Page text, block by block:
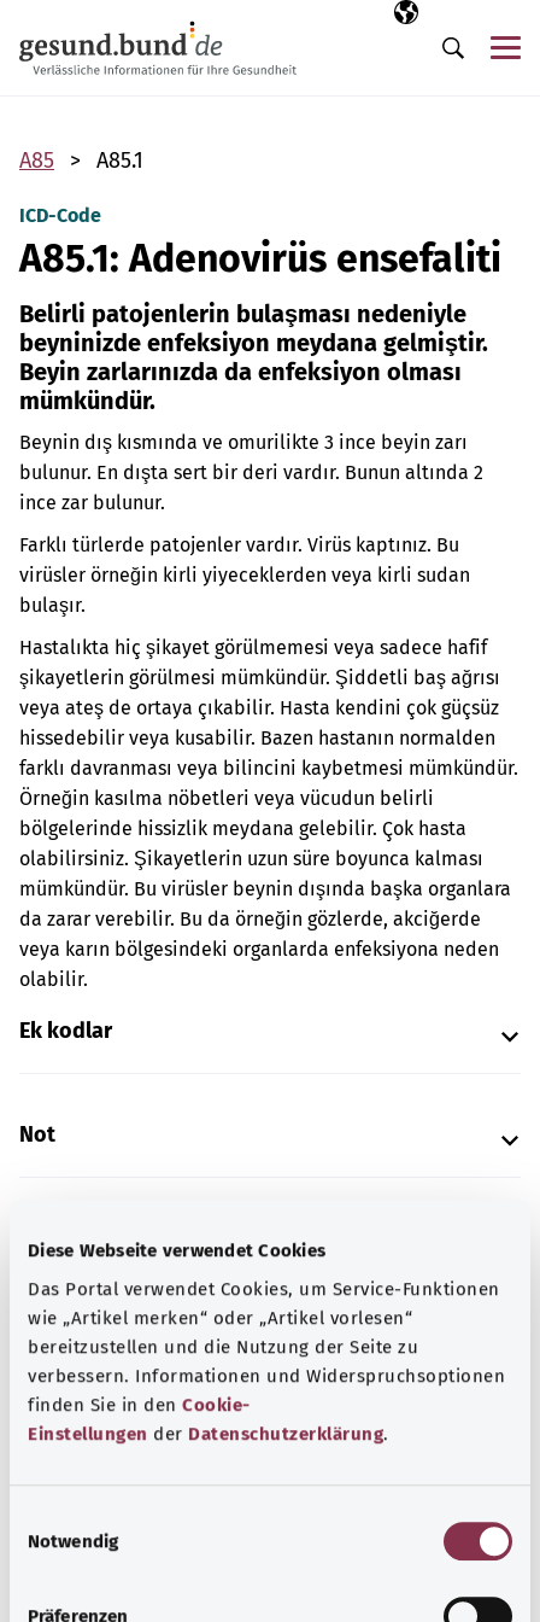
Diese Webseite verwendet Cookies
Das Portal verwendet Cookies, um Service-Funktionen
wie „Artikel merken“ oder „Artikel vorlesen“
bereitzustellen und die Nutzung der Seite zu
verbessern. Informationen und Widerspruchsoptionen
finden Sie in den Cookie-
Einstellungen der Datenschutzerklärung.
Notwendig
Präferenzen
Seçili dil
TR
Arama
A85 A85.1
ICD-Code
A85.1: Adenovirüs ensefaliti
Belirli patojenlerin bulaşması nedeniyle
beyninizde enfeksiyon meydana gelmiştir.
Beyin zarlarınızda da enfeksiyon olması
mümkündür.
Beynin dış kısmında ve omurilikte 3 ince beyin zarı
bulunur. En dışta sert bir deri vardır. Bunun altında 2
ince zar bulunur.
Farklı türlerde patojenler vardır. Virüs kaptınız. Bu
virüsler örneğin kirli yiyeceklerden veya kirli sudan
bulaşır.
Hastalıkta hiç şikayet görülmemesi veya sadece hafif
şikayetlerin görülmesi mümkündür. Şiddetli baş ağrısı
veya ateş de ortaya çıkabilir. Hasta kendini çok güçsüz
hissedebilir veya kusabilir. Bazen hastanın normalden
farklı davranması veya bilincini kaybetmesi mümkündür.
Örneğin kasılma nöbetleri veya vücudun belirli
bölgelerinde hissizlik meydana gelebilir. Çok hasta
olabilirsiniz. Şikayetlerin uzun süre boyunca kalması
mümkündür. Bu virüsler beynin dışında başka organlara
da zarar verebilir. Bu da örneğin gözlerde, akciğerde
veya karın bölgesindeki organlarda enfeksiyona neden
olabilir.
Ek kodlar
Not
Kaynak
Federal Sağlık Bakanlığı (BMG) adına "Was hab' ich?"
gemeinnützige GmbH tarafından sağlanmıştır.
Kapsamlı bilgi
Diğer yazılar